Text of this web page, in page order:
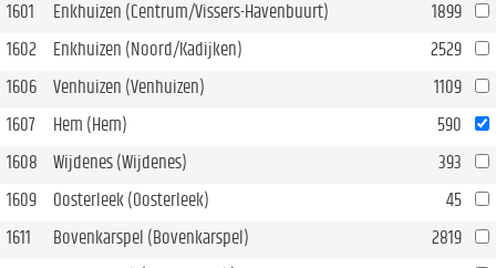
1601
Enkhuizen (Centrum/Vissers-Havenbuurt)
1899
1602
Enkhuizen (Noord/Kadijken)
2529
1606
Venhuizen (Venhuizen)
1109
1607
Hem (Hem)
590
1608
Wijdenes (Wijdenes)
393
1609
Oosterleek (Oosterleek)
45
1611
Bovenkarspel (Bovenkarspel)
2819